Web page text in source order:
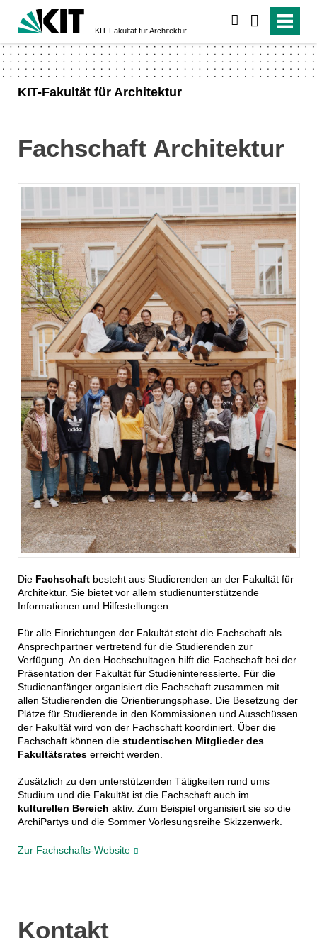
KIT-Fakultät für Architektur
KIT-Fakultät für Architektur
Fachschaft Architektur
Die Fachschaftbesteht aus Studierenden an der Fakultät für
Architektur. Sie bietet vor allem studienunterstützende
Informationen und Hilfestellungen.
Für alle Einrichtungen der Fakultät steht die Fachschaft als
Ansprechpartner vertretend für die Studierenden zur
Verfügung. An den Hochschultagen hilft die Fachschaft bei der
Präsentation der Fakultät für Studieninteressierte. Für die
Studienanfänger organisiert die Fachschaft zusammen mit
allen Studierenden die Orientierungsphase. Die Besetzung der
Plätze für Studierende in den Kommissionen und Ausschüssen
der Fakultät wird von der Fachschaft koordiniert. Über die
Fachschaft können die studentischen Mitglieder des
Fakultätsrateserreicht werden.
Zusätzlich zu den unterstützenden Tätigkeiten rund ums
Studium und die Fakultät ist die Fachschaft auch im
kulturellen Bereich aktiv. Zum Beispiel organisiert sie so die
ArchiPartys und die Sommer Vorlesungsreihe Skizzenwerk.
Zur Fachschafts-Website
Kontakt